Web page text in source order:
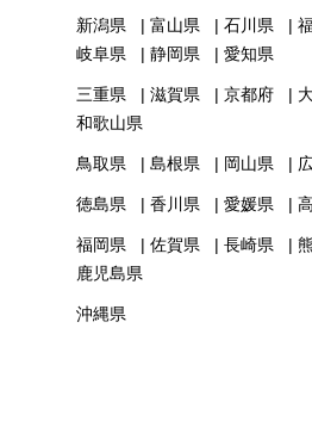
新潟県 富山県 石川県
岐阜県
静岡県 愛知県
三重県 滋賀県 京都府
和歌山県
鳥取県 島根県 岡山県
徳島県 香川県 愛媛県
福岡県 佐賀県 長崎県
鹿児島県
沖縄県